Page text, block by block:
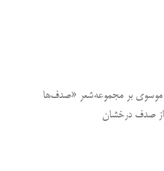
موسوی بر مجموعه‌شعر «صدف‌ها
از صدف درخشان